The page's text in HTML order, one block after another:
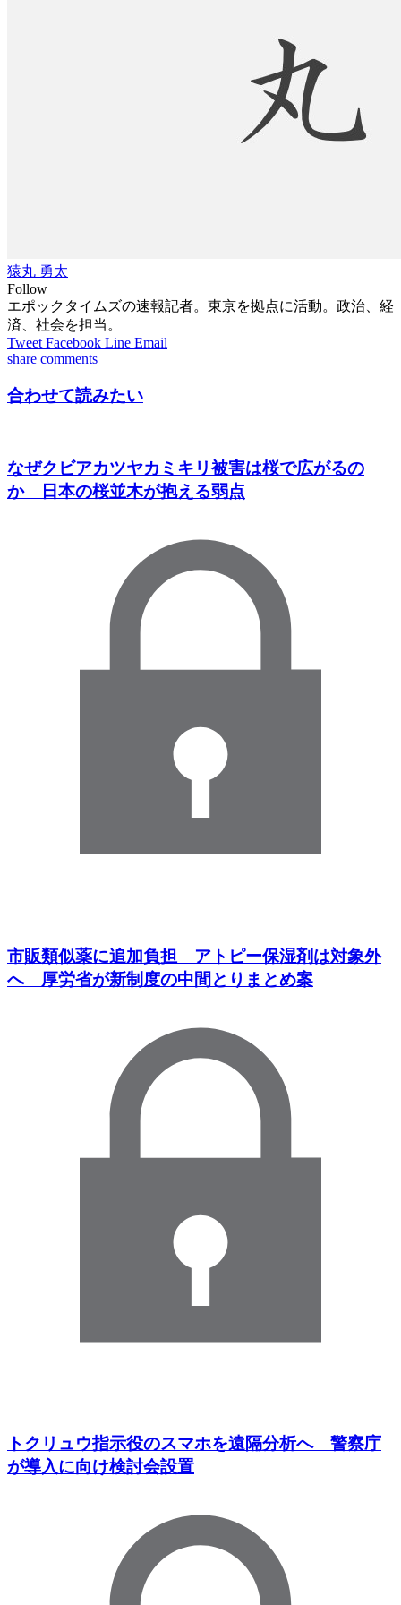
猿丸 勇太
Follow
エポックタイムズの速報記者。東京を拠点に活動。政治、経
済、社会を担当。
Tweet Facebook Line Email
share comments
合わせて読みたい
なぜクビアカツヤカミキリ被害は桜で広がるの
か 日本の桜並木が抱える弱点
市販類似薬に追加負担 アトピー保湿剤は対象外
へ 厚労省が新制度の中間とりまとめ案
トクリュウ指示役のスマホを遠隔分析へ 警察庁
が導入に向け検討会設置